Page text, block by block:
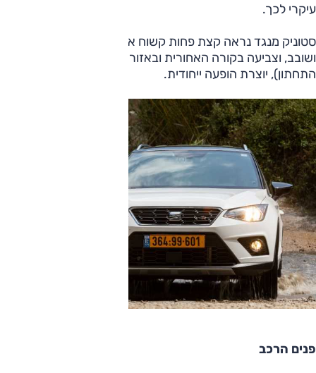
עיקרי לכך.
סטוניק מנגד נראה קצת פחות קשוח אבל יותר ספורטיבי, אופנתי
ושובב, וצביעה בקורה האחורית ובאזור הגג (בצבע המרכב
התחתון), יוצרת הופעה ייחודית.
פנים הרכב